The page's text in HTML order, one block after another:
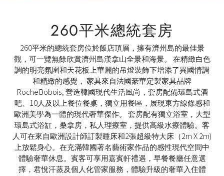
260平米總統套房
260平米的總統套房位於飯店頂層，擁有濟州島的最佳景
觀，可一覽無餘欣賞濟州島漢拿山全景和海景。 在精緻白色
調的明亮氛圍和天花板上華麗的吊燈裝飾下增添了異國情調
和精緻的感覺， 家具來自法國豪華定製家具品牌
RocheBobois, 營造韓國現代生活風尚，套房配備環島式酒
吧、10人及以上餐位餐桌，獨立用餐區，展現東方線條感和
歐洲美學為一體的現代奢華傑作。 套房配有獨立浴室，大型
環島式浴缸，桑拿房，私人理療室，提供高級水療體驗。客
人可在來自歐洲設計師訂製睡床和2張超級特大床（2m X 2m)
上放鬆身心。在充滿韓國著名藝術家作品的感性現代空間中
體驗奢華休息。賓客可享用嘉賓軒禮遇，早餐餐廳任意選
擇，君悅汗蒸及個人化管家服務，體驗升級的奢華入住體